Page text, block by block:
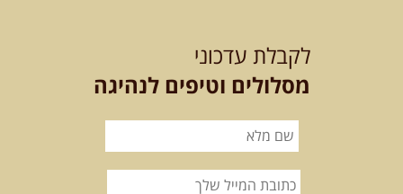
האם אתם מחפשים חוויה מיוחדת
בטבע? מחפשים חוויה שתעניק לכם ...
שישי- ממרומי
הגליל העליון למורדות הירדן
לקבלת עדכוני
מסלולים וטיפים לנהיגה